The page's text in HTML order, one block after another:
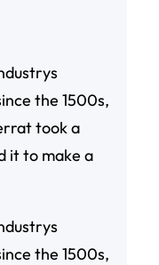
the 1500s,
took a
it to make a
the 1500s,